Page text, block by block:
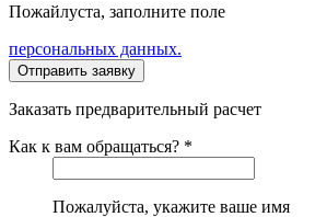
Пожайлуста, заполните поле
персональных данных.
Заказать предварительный расчет
Как к вам обращаться? *
Пожалуйста, укажите ваше имя